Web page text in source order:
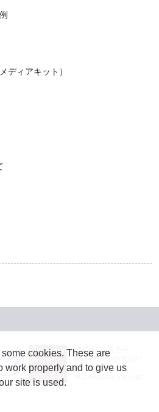
ディアキット）
JASRAC許諾番号：
9024936001Y45037
JASRAC許諾番号：
cookies. These are
work properly and to give us
site is used.